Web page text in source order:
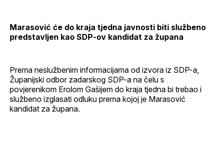
Marasović će do kraja tjedna javnosti biti službeno
predstavljen kao SDP-ov kandidat za župana
Prema neslužbenim informacijama od izvora iz SDP-a,
Županijski odbor zadarskog SDP-a na čelu s
povjerenikom Erolom Gašijem do kraja tjedna bi trebao i
službeno izglasati odluku prema kojoj je Marasović
kandidat za župana.